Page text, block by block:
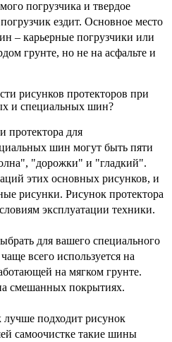
погрузчика и твердое
ездит. Основное место
– карьерные погрузчики или
грунте, но не на асфальте и
рисунков протекторов при
и специальных шин?
протектора для
шин могут быть пяти
"дорожки" и "гладкий".
этих основных рисунков, и
рисунки. Рисунок протектора
эксплуатации техники.
для вашего специального
всего используется на
на мягком грунте.
смешанных покрытиях.
подходит рисунок
самоочистке такие шины